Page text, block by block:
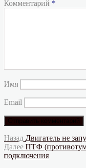
Комментарий *
Имя
Email
Навигация
по
Назад Предыдущая
запись:
Двигатель не
Далее Следующая
запись:
ПТФ
подключения